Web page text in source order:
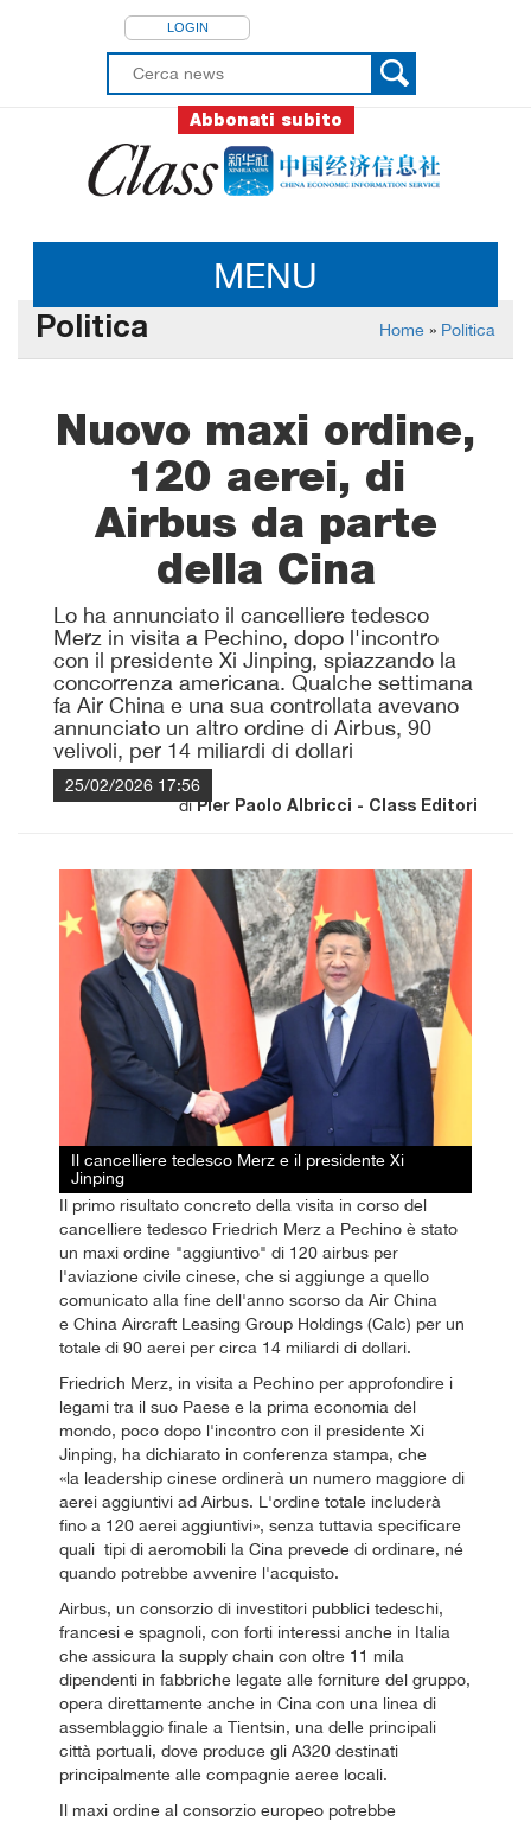
LOGIN
Abbonati subito
MENU
Politica Home » Politica
Nuovo maxi ordine,
120 aerei, di
Airbus da parte
della Cina
Lo ha annunciato il cancelliere tedesco
Merz in visita a Pechino, dopo l'incontro
con il presidente Xi Jinping, spiazzando la
concorrenza americana. Qualche settimana
fa Air China e una sua controllata avevano
annunciato un altro ordine di Airbus, 90
velivoli, per 14 miliardi di dollari
25/02/2026 17:56
diPier Paolo Albricci - Class Editori
Il cancelliere tedesco Merz e il presidente Xi
Jinping
Il primo risultato concreto della visita in corso del
cancelliere tedesco Friedrich Merz a Pechino è stato
un maxi ordine "aggiuntivo" di 120 airbus per
l'aviazione civile cinese, che si aggiunge a quello
comunicato alla fine dell'anno scorso da Air China
e China Aircraft Leasing Group Holdings (Calc) per un
totale di 90 aerei per circa 14 miliardi di dollari.
Friedrich Merz, in visita a Pechino per approfondire i
legami tra il suo Paese e la prima economia del
mondo, poco dopo l'incontro con il presidente Xi
Jinping, ha dichiarato in conferenza stampa, che
«la leadership cinese ordinerà un numero maggiore di
aerei aggiuntivi ad Airbus. L'ordine totale includerà
fino a 120 aerei aggiuntivi», senza tuttavia specificare
quali tipi di aeromobili la Cina prevede di ordinare, né
quando potrebbe avvenire l'acquisto.
Airbus, un consorzio di investitori pubblici tedeschi,
francesi e spagnoli, con forti interessi anche in Italia
che assicura la supply chain con oltre 11 mila
dipendenti in fabbriche legate alle forniture del gruppo,
opera direttamente anche in Cina con una linea di
assemblaggio finale a Tientsin, una delle principali
città portuali, dove produce gli A320 destinati
principalmente alle compagnie aeree locali.
Il maxi ordine al consorzio europeo potrebbe